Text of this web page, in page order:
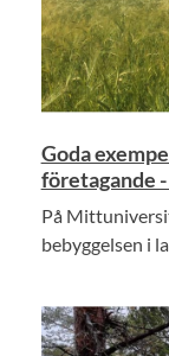
Goda
företagande
På
bebyggelsen i